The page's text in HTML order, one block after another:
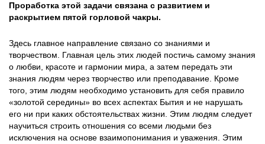
Проработка этой задачи связана с развитием и
раскрытием пятой горловой чакры.
Здесь главное направление связано со знаниями и
творчеством. Главная цель этих людей постичь самому знания
о любви, красоте и гармонии мира, а затем передать эти
знания людям через творчество или преподавание. Кроме
того, этим людям необходимо установить для себя правило
«золотой середины» во всех аспектах Бытия и не нарушать
его ни при каких обстоятельствах жизни. Этим людям следует
научиться строить отношения со всеми людьми без
исключения на основе взаимопонимания и уважения. Этим